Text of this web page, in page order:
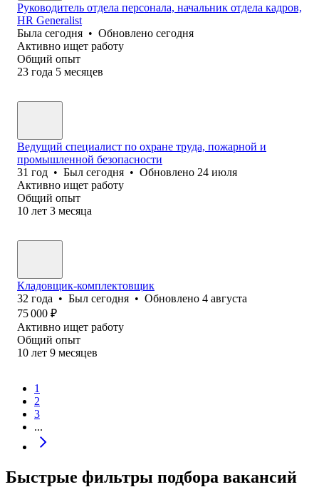
Руководитель отдела персонала, начальник отдела кадров,
HR Generalist
Была сегодня • Обновлено сегодня
Активно ищет работу
Общий опыт
23 года 5 месяцев
Ведущий специалист по охране труда, пожарной и
промышленной безопасности
31 год • Был сегодня • Обновлено 24 июля
Активно ищет работу
Общий опыт
10 лет 3 месяца
Кладовщик-комплектовщик
32 года • Был сегодня • Обновлено 4 августа
75 000 ₽
Активно ищет работу
Общий опыт
10 лет 9 месяцев
1
2
3
...
Быстрые фильтры подбора вакансий